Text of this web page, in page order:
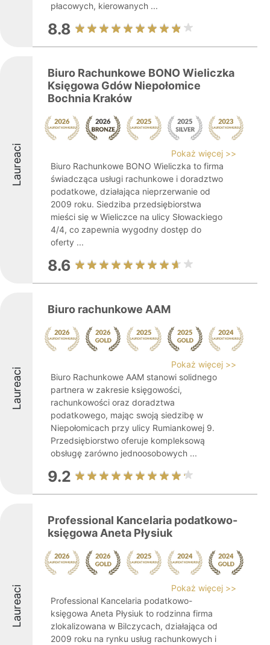
płacowych, kierowanych ...
8.8
Laureaci
Biuro Rachunkowe BONO Wieliczka
Księgowa Gdów Niepołomice
Bochnia Kraków
Pokaż więcej >>
Biuro Rachunkowe BONO Wieliczka to firma
świadcząca usługi rachunkowe i doradztwo
podatkowe, działająca nieprzerwanie od
2009 roku. Siedziba przedsiębiorstwa
mieści się w Wieliczce na ulicy Słowackiego
4/4, co zapewnia wygodny dostęp do
oferty ...
8.6
Laureaci
Biuro rachunkowe AAM
Pokaż więcej >>
Biuro Rachunkowe AAM stanowi solidnego
partnera w zakresie księgowości,
rachunkowości oraz doradztwa
podatkowego, mając swoją siedzibę w
Niepołomicach przy ulicy Rumiankowej 9.
Przedsiębiorstwo oferuje kompleksową
obsługę zarówno jednoosobowych ...
9.2
Laureaci
Professional Kancelaria podatkowo-
księgowa Aneta Płysiuk
Pokaż więcej >>
Professional Kancelaria podatkowo-
księgowa Aneta Płysiuk to rodzinna firma
zlokalizowana w Bilczycach, działająca od
2009 roku na rynku usług rachunkowych i